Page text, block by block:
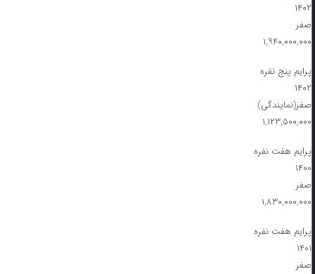
۱۴۰۲
صفر
۱,۹۴۰,۰۰۰,۰۰۰
پرایم پنج نفره
۱۴۰۲
صفر(نمایندگی)
۱,۱۲۳,۵۰۰,۰۰۰
پرایم هفت نفره
۱۴۰۰
صفر
۱,۸۳۰,۰۰۰,۰۰۰
پرایم هفت نفره
۱۴۰۱
صفر